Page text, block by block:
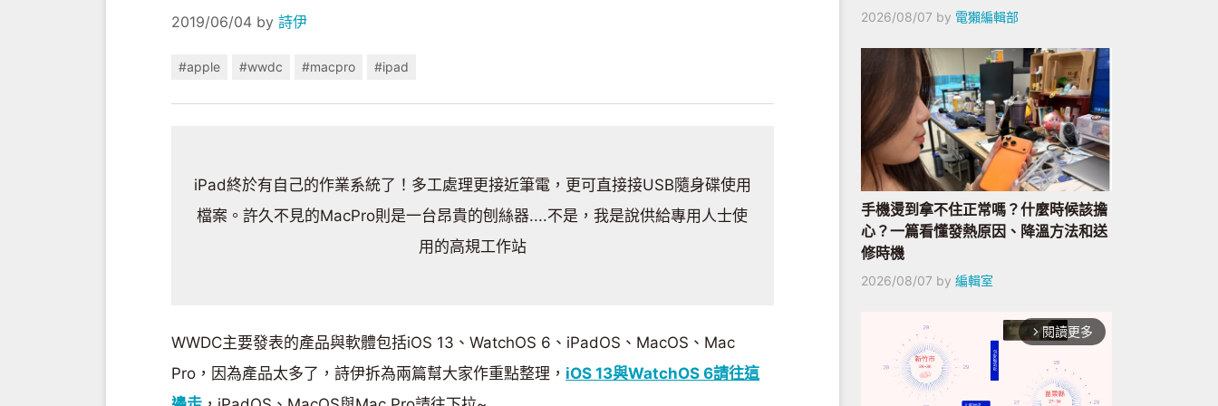
2019/06/04 by 詩伊
#apple #wwdc #macpro #ipad
iPad終於有自己的作業系統了！多工處理更接近筆電，更可直接接USB隨身碟使用
檔案。許久不見的MacPro則是一台昂貴的刨絲器....不是，我是說供給專用人士使
用的高規工作站
WWDC主要發表的產品與軟體包括iOS 13、WatchOS 6、iPadOS、MacOS、Mac
Pro，因為產品太多了，詩伊拆為兩篇幫大家作重點整理， iOS 13與WatchOS 6請往這
2026/08/07 by 電獺編輯部
手機燙到拿不住正常嗎？什麼時候該擔
心？一篇看懂發熱原因、降溫方法和送
修時機
2026/08/07 by 編輯室
arrow_forward_ios 閱讀更多